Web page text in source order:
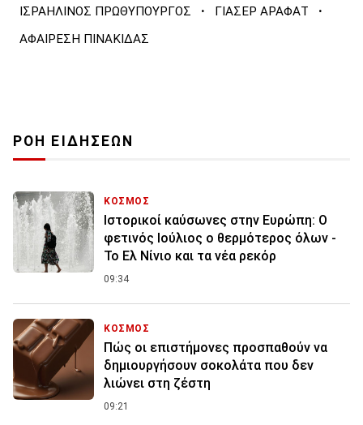
ΙΣΡΑΗΛΙΝΟΣ ΠΡΩΘΥΠΟΥΡΓΟΣ · ΓΙΑΣΕΡ ΑΡΑΦΑΤ ·
ΑΦΑΙΡΕΣΗ ΠΙΝΑΚΙΔΑΣ
ΡΟΗ ΕΙΔΗΣΕΩΝ
ΚΟΣΜΟΣ
Ιστορικοί καύσωνες στην Ευρώπη: Ο
φετινός Ιούλιος ο θερμότερος όλων -
Το Ελ Νίνιο και τα νέα ρεκόρ
09:34
ΚΟΣΜΟΣ
Πώς οι επιστήμονες προσπαθούν να
δημιουργήσουν σοκολάτα που δεν
λιώνει στη ζέστη
09:21